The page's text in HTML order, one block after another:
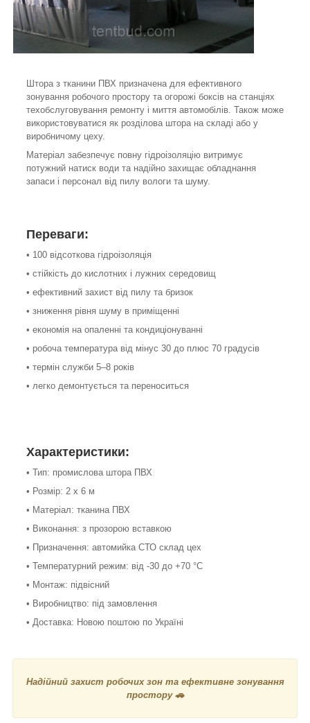
Штора з тканини ПВХ призначена для ефективного
зонування робочого простору та огорожі боксів на станціях
техобслуговування ремонту і миття автомобілів. Також може
використовуватися як розділова штора на складі або у
виробничому цеху.
Матеріал забезпечує повну гідроізоляцію витримує
потужний натиск води та надійно захищає обладнання
запаси і персонал від пилу вологи та шуму.
Переваги:
• 100 відсоткова гідроізоляція
• стійкість до кислотних і лужних середовищ
• ефективний захист від пилу та бризок
• зниження рівня шуму в приміщенні
• економія на опаленні та кондиціонуванні
• робоча температура від мінус 30 до плюс 70 градусів
• термін служби 5–8 років
• легко демонтується та переноситься
Характеристики:
• Тип: промислова штора ПВХ
• Розмір: 2 х 6 м
• Матеріал: тканина ПВХ
• Виконання: з прозорою вставкою
• Призначення: автомийка СТО склад цех
• Температурний режим: від -30 до +70 °C
• Монтаж: підвісний
• Виробництво: під замовлення
• Доставка: Новою поштою по Україні
Надійний захист робочих зон та ефективне зонування
простору 🚗